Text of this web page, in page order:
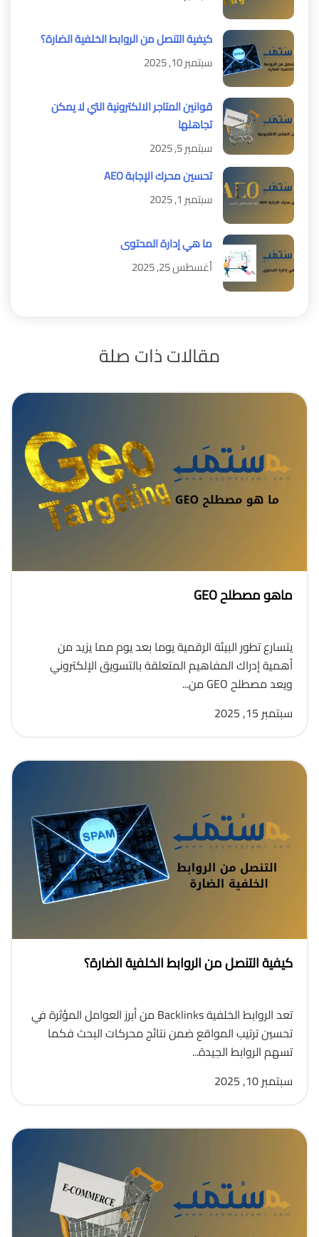
كيفية التنصل من الروابط الخلفية الضارة؟
سبتمبر 10, 2025
قوانين المتاجر الالكترونية التي لا يمكن
تجاهلها
سبتمبر 5, 2025
تحسين محرك الإجابة AEO
سبتمبر 1, 2025
ما هي إدارة المحتوى
أغسطس 25, 2025
مقالاتذات صلة
ماهو مصطلح GEO
يتسارع تطور البيئة الرقمية يوما بعد يوم مما يزيد من
أهمية إدراك المفاهيم المتعلقة بالتسويق الإلكتروني
ويعد مصطلح GEO من...
سبتمبر 15, 2025
كيفية التنصل من الروابط الخلفية الضارة؟
تعد الروابط الخلفية Backlinks من أبرز العوامل المؤثرة في
تحسين ترتيب المواقع ضمن نتائج محركات البحث فكما
تسهم الروابط الجيدة...
سبتمبر 10, 2025